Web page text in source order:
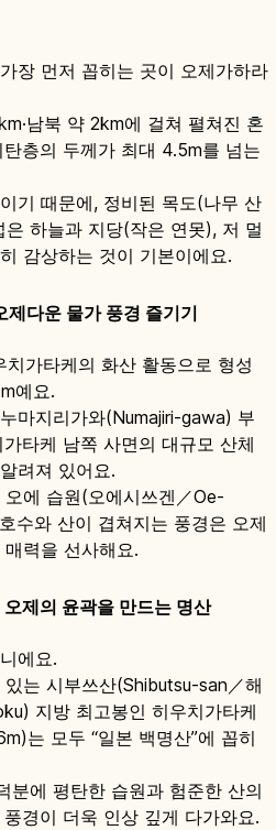
장 먼저 꼽히는 곳이 오제가하라
남북 약 2km에 걸쳐 펼쳐진 혼
층의 두께가 최대 4.5m를 넘는
기 때문에, 정비된 목도(나무 산
하늘과 지당(작은 연못), 저 멀
감상하는 것이 기본이에요.
다운 물가 풍경 즐기기
가타케의 화산 활동으로 형성
예요.
마지리가와(Numajiri-gawa) 부
타케 남쪽 사면의 대규모 산체
려져 있어요.
에 습원(오에시쓰겐／Oe-
수와 산이 겹쳐지는 풍경은 오제
력을 선사해요.
제의 윤곽을 만드는 명산
에요.
는 시부쓰산(Shibutsu-san／해
지방 최고봉인 히우치가타케
는 모두 “일본 백명산”에 꼽히
분에 평탄한 습원과 험준한 산의
경이 더욱 인상 깊게 다가와요.